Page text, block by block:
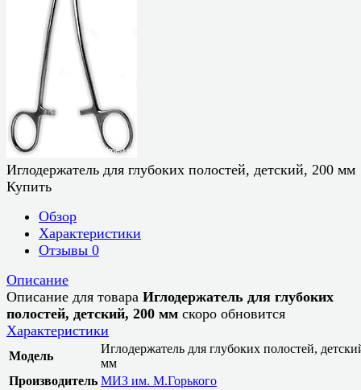
Иглодержатель для глубоких полостей, детский, 200 мм
Купить
Обзор
Характеристики
Отзывы 0
Описание
Описание для товара Иглодержатель для глубоких
полостей, детский, 200 мм скоро обновится
Характеристики
Модель
Иглодержатель для глубоких полостей,
мм
Производитель МИЗ им. М.Горького